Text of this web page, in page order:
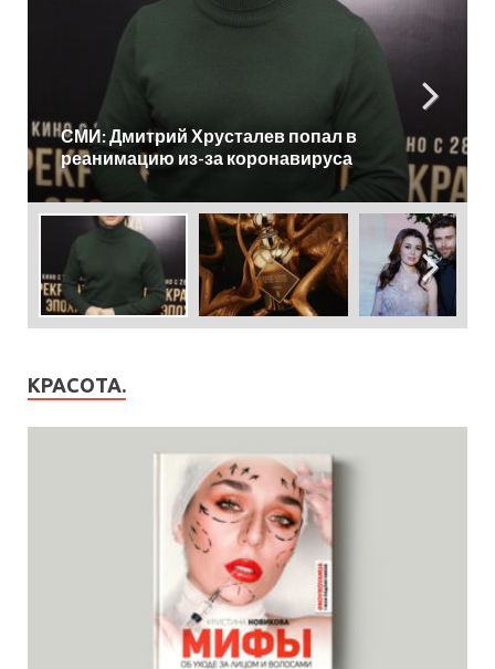
Эксклюзивная новинка Serge Lutens Tarab
КРАСОТА.